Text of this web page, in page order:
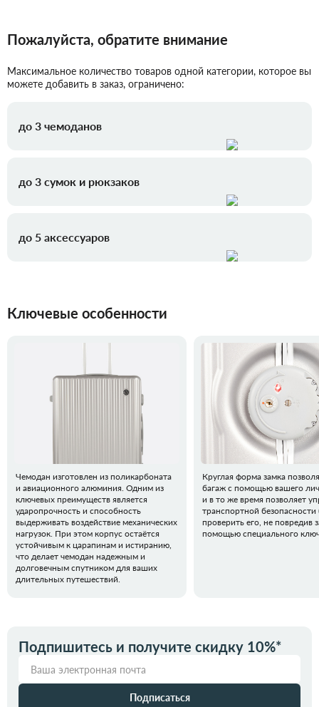
Пожалуйста, обратите внимание
Максимальное количество товаров одной категории, которое вы
можете добавить в заказ, ограничено:
до 3 чемоданов
до 3 сумок и рюкзаков
до 5 аксессуаров
Ключевые особенности
Чемодан изготовлен из поликарбоната
и авиационного алюминия. Одним из
ключевых преимуществ является
ударопрочность и способность
выдерживать воздействие механических
нагрузок. При этом корпус остаётся
устойчивым к царапинам и истиранию,
что делает чемодан надежным и
долговечным спутником для ваших
длительных путешествий.
Круглая форма замка
багаж с помощью вашего
и в то же время позволяет
транспортной безопасности
проверить его, не повредив
помощью специального
Подпишитесь и получите скидку 10%*
Подписаться